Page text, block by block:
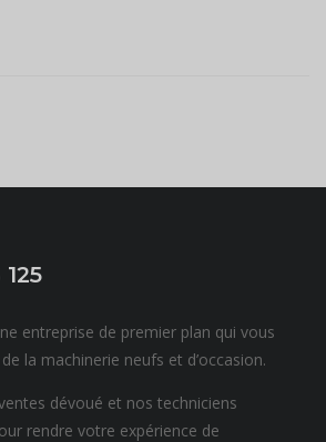
entreprise de premier plan qui vous
la machinerie neufs et d’occasion.
dévoué et nos techniciens
rendre votre expérience de